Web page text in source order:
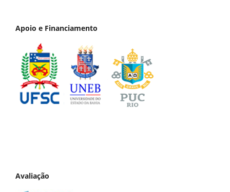
Apoio e Financiamento
Avaliação